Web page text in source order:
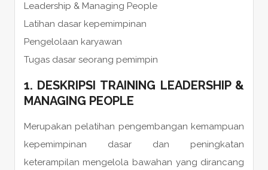
Leadership & Managing People
Latihan dasar kepemimpinan
Pengelolaan karyawan
Tugas dasar seorang pemimpin
1. DESKRIPSI TRAINING LEADERSHIP &
MANAGING PEOPLE
Merupakan pelatihan pengembangan kemampuan
kepemimpinan dasar dan peningkatan
keterampilan mengelola bawahan yang dirancang